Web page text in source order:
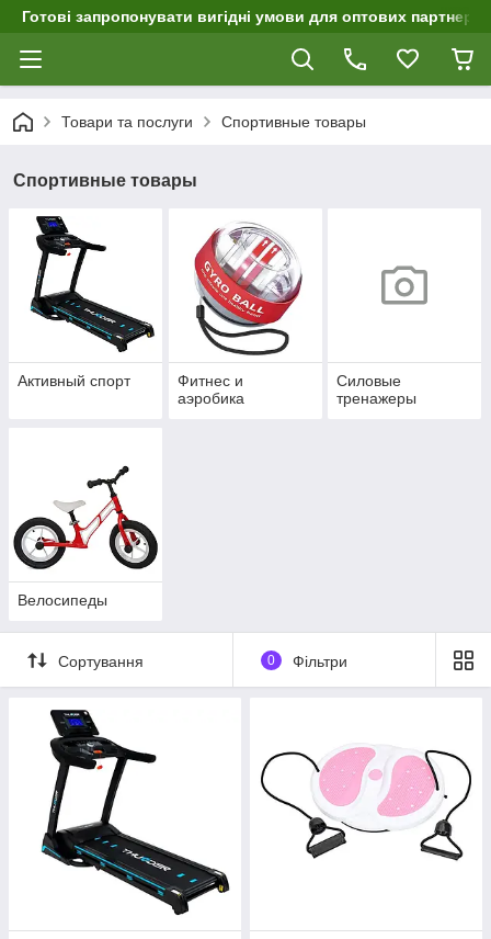
Готові запропонувати вигідні умови для оптових
Товари та послуги Спортивные товары
Спортивные товары
Активный спорт
Фитнес и
аэробика
Силовые
тренажеры
Велосипеды
Сортування 0 Фільтри